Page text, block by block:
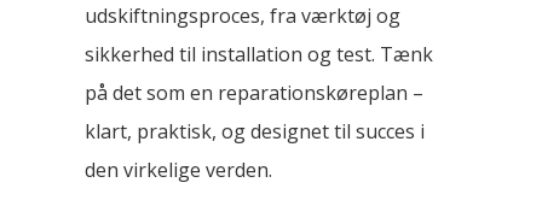
udskiftningsproces, fra værktøj og
sikkerhed til installation og test. Tænk
på det som en reparationskøreplan –
klart, praktisk, og designet til succes i
den virkelige verden.